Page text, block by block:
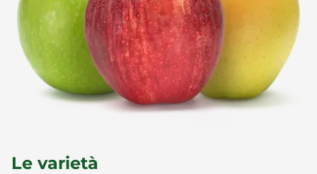
News
Es
Le varietà